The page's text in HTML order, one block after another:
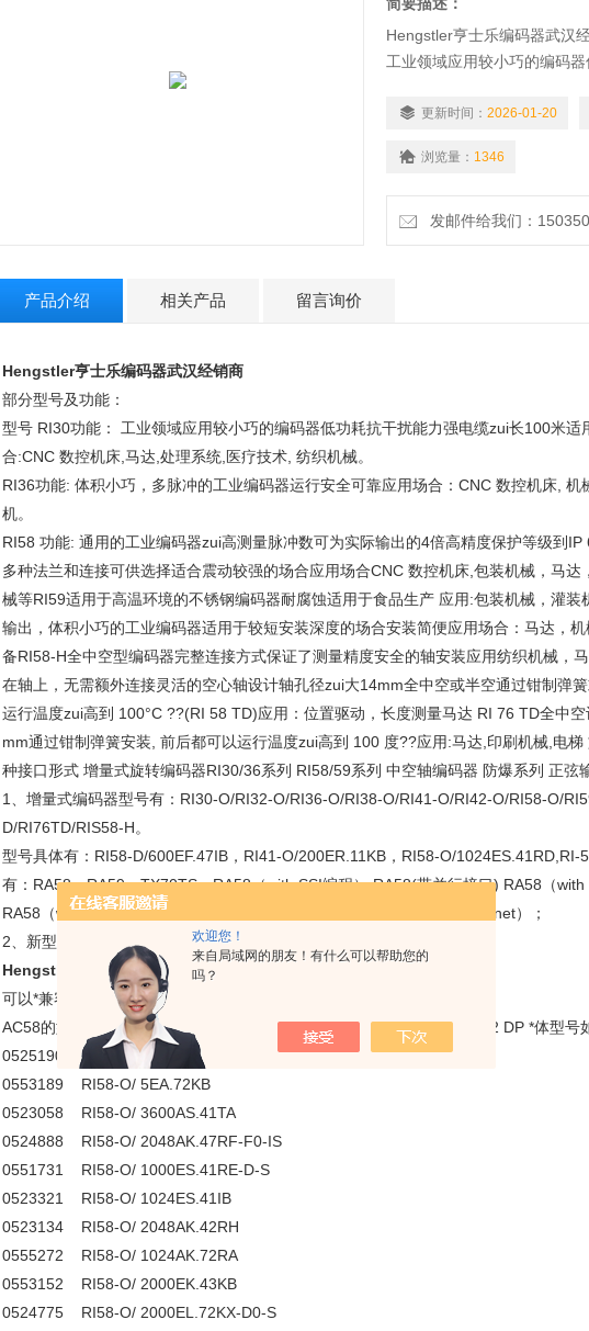
欢迎您！
来自局域网的朋友！有什么可以帮助您的
吗？
Hengstler亨士乐编码器武汉
工业领域应用较小巧的编码
技术, 纺织机械。
CNC 数控机床, 机械工具，
更新时间： 2026-01-20
浏览量： 1346
发邮件给我们：
产品介绍 相关产品 留言询价
Hengstler亨士乐编码器武汉经销商
部分型号及功能：
型号 RI30功能： 工业领域应用较小巧的编码器低功耗抗干扰能力强电缆zui长100米适
合:CNC 数控机床,马达,处理系统,医疗技术, 纺织机械。
RI36功能: 体积小巧，多脉冲的工业编码器运行安全可靠应用场合：CNC 数控机床,
机。
RI58 功能: 通用的工业编码器zui高测量脉冲数可为实际输出的4倍高精度保护等级到
多种法兰和连接可供选择适合震动较强的场合应用场合CNC 数控机床,包装机械，马
械等RI59适用于高温环境的不锈钢编码器耐腐蚀适用于食品生产 应用:包装机械，灌
输出，体积小巧的工业编码器适用于较短安装深度的场合安装简便应用场合：马达，
备RI58-H全中空型编码器完整连接方式保证了测量精度安全的轴安装应用纺织机械，
在轴上，无需额外连接灵活的空心轴设计轴孔径zui大14mm全中空或半空通过钳制弹
运行温度zui高到 100°C ??(RI 58 TD)应用：位置驱动，长度测量马达 RI 76 TD全中
mm通过钳制弹簧安装, 前后都可以运行温度zui高到 100 度??应用:马达,印刷机械,电
种接口形式 增量式旋转编码器RI30/36系列 RI58/59系列 中空轴编码器 防爆系列 正弦
1、增量式编码器型号有：RI30-O/RI32-O/RI36-O/RI38-O/RI41-O/RI42-O/RI58-O/
D/RI76TD/RIS58-H。
型号具体有：RI58-D/600EF.47IB，RI41-O/200ER.11KB，RI58-O/1024ES.41RD,RI-
有：RA58，RA59，TX70TS，RA58（with SSI编程）,RA58(带并行接口) RA58（with
RA58（with DeviceNet），RA58（with ProfiBUS），RA58（withSUCOnet）；
2、新型式编码器AC58系列。
Hengstler亨士乐编码器武汉经销商
可以*兼容RA58系列使用，功能更为*
AC58的型号格式为：AC58/0360 A 1 0 K S C O (单圈)AC58/1213 E K.42 DP *体型号
0525190 RI58-O/ 5000AK.72RF
0553189 RI58-O/ 5EA.72KB
0523058 RI58-O/ 3600AS.41TA
0524888 RI58-O/ 2048AK.47RF-F0-IS
0551731 RI58-O/ 1000ES.41RE-D-S
0523321 RI58-O/ 1024ES.41IB
0523134 RI58-O/ 2048AK.42RH
0555272 RI58-O/ 1024AK.72RA
0553152 RI58-O/ 2000EK.43KB
0524775 RI58-O/ 2000EL.72KX-D0-S